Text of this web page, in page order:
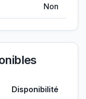
Non
Disponibilité